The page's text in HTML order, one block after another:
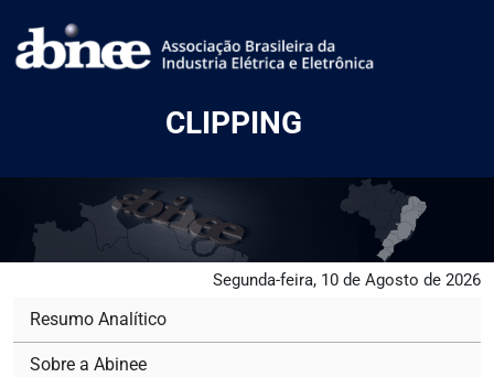
CLIPPING
Segunda-feira, 10 de Agosto de 2026
Resumo Analítico
Sobre a Abinee